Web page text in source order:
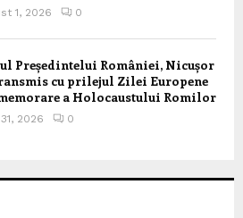
1, 2026 0
Președintelui României, Nicușor
cu prilejul Zilei Europene
a Holocaustului Romilor
2026 0